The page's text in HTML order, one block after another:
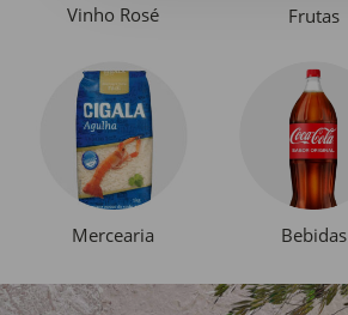
Vinho Rosé Frutas
Mercearia Bebidas